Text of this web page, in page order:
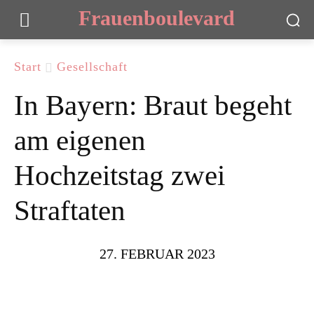
Frauenboulevard
Start Gesellschaft
In Bayern: Braut begeht
am eigenen
Hochzeitstag zwei
Straftaten
27. FEBRUAR 2023